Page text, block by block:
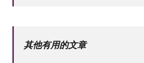
其他有用的文章